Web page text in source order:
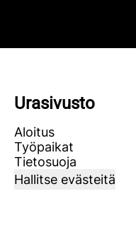
Urasivusto
Aloitus
Työpaikat
Tietosuoja
Hallitse evästeitä